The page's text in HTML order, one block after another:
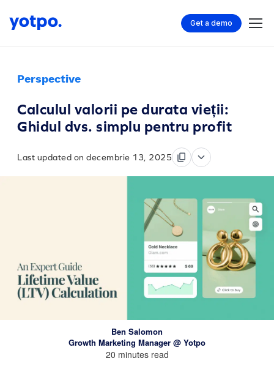
Get a demo
Perspective
Calculul valorii pe durata vieții:
Ghidul dvs. simplu pentru profit
Last updated on decembrie 13, 2025
Ben Salomon
Growth Marketing Manager @ Yotpo
20 minutes read